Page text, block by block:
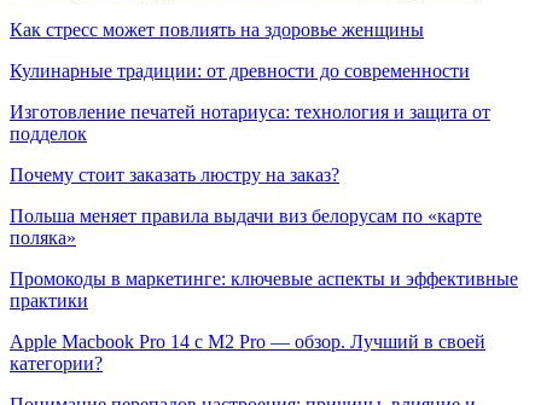
Как стресс может повлиять на здоровье женщины
Кулинарные традиции: от древности до современности
Изготовление печатей нотариуса: технология и защита от
подделок
Почему стоит заказать люстру на заказ?
Польша меняет правила выдачи виз белорусам по «карте
поляка»
Промокоды в маркетинге: ключевые аспекты и эффективные
практики
Apple Macbook Pro 14 с M2 Pro — обзор. Лучший в своей
категории?